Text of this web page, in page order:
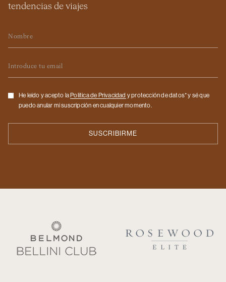
tendencias de viajes
Checkbox
He leído y acepto la Politica de Privacidad y protección de datos* y sé que
puedo anular mi suscripción en cualquier momento.